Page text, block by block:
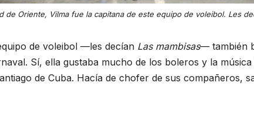
de Oriente, Vilma fue la capitana de este equipo de voleibol. Les
de voleibol —les decían Las mambisas— también
Sí, ella gustaba mucho de los boleros y la
de Cuba. Hacía de chofer de sus compañeros,